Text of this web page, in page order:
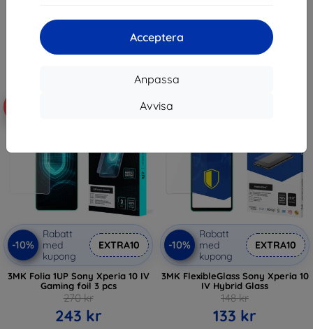
Acceptera
Anpassa
Avvisa
I lager > 5 st
-10%
Rabatt
med
kupong
EXTRA10
3MK Folia 1UP Sony Xperia 10 IV
Gaming foil 3 pcs
270 kr
243 kr
-10%
-10%
Rabatt
med
kupong
EXTRA10
3MK FlexibleGlass Sony Xperia 10
IV Hybrid Glass
148 kr
133 kr